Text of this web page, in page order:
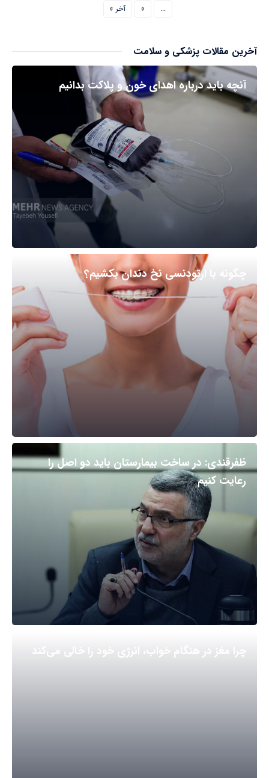
...
» آخر »
آخرین مقالات پزشکی و سلامت
آنچه باید درباره اهدای خون و پلاکت بدانیم
چگونه با ارتودنسی نخ دندان بکشیم؟
ظفرقندی: در ساخت بیمارستان باید دو اصل را
رعایت کنیم
چرا مغز در هنگام خواب، انرژی خود را خالی می‌کند